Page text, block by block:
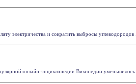
электричества и сократить выбросы
онлайн-энциклопедии Википедии